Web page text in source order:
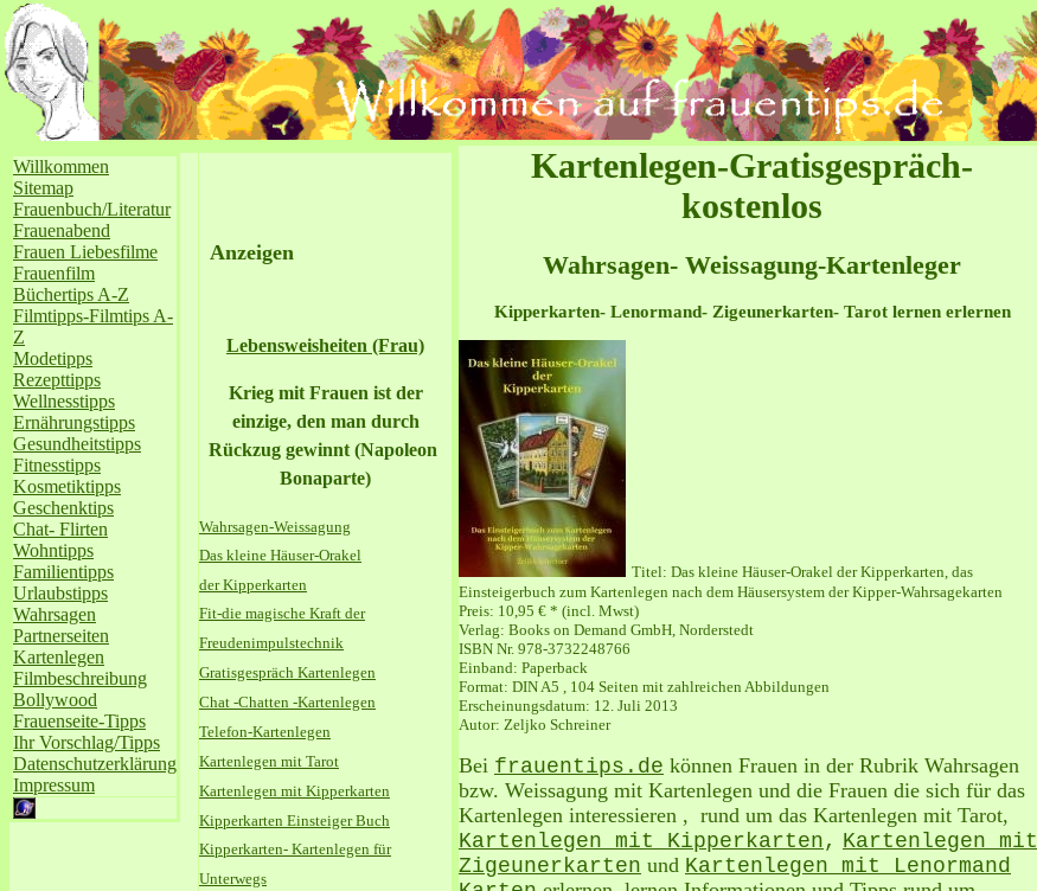
Kartenlegen-Gratisgespräch-
kostenlos
Wahrsagen- Weissagung-Kartenleger
Kipperkarten- Lenormand- Zigeunerkarten- Tarot lernen erlernen
Titel: Das kleine Häuser-Orakel der Kipperkarten, das
Einsteigerbuch zum Kartenlegen nach dem Häusersystem der Kipper-Wahrsagekarten
Preis: 10,95 € * (incl. Mwst)
Verlag: Books on Demand GmbH, Norderstedt
ISBN Nr. 978-3732248766
Einband: Paperback
Format: DIN A5 , 104 Seiten mit zahlreichen Abbildungen
Erscheinungsdatum: 12. Juli 2013
Autor: Zeljko Schreiner
Bei frauentips.de können Frauen in der Rubrik Wahrsagen
bzw. Weissagung mit Kartenlegen und die Frauen die sich für das
Kartenlegen interessieren , rund um das Kartenlegen mit Tarot,
Kartenlegen mit Kipperkarten , Kartenlegen mit
Zigeunerkarten und Kartenlegen mit Lenormand
Willkommen
Sitemap
Frauenbuch/Literatur
Frauenabend
Frauen Liebesfilme
Frauenfilm
Büchertips A-Z
Filmtipps-Filmtips A-
Z
Modetipps
Rezepttipps
Wellnesstipps
Ernährungstipps
Gesundheitstipps
Fitnesstipps
Kosmetiktipps
Geschenktips
Chat- Flirten
Wohntipps
Familientipps
Urlaubstipps
Wahrsagen
Partnerseiten
Kartenlegen
Filmbeschreibung
Bollywood
Frauenseite-Tipps
Ihr Vorschlag/Tipps
Datenschutzerklärung
Impressum
Anzeigen
Lebensweisheiten (Frau)
Krieg mit Frauen ist der
einzige, den man durch
Rückzug gewinnt (Napoleon
Bonaparte)
Wahrsagen-Weissagung
Das kleine Häuser-Orakel
der Kipperkarten
Fit-die magische Kraft der
Freudenimpulstechnik
Gratisgespräch Kartenlegen
Chat -Chatten -Kartenlegen
Telefon-Kartenlegen
Kartenlegen mit Tarot
Kartenlegen mit Kipperkarten
Kipperkarten Einsteiger Buch
Kipperkarten- Kartenlegen für
Unterwegs